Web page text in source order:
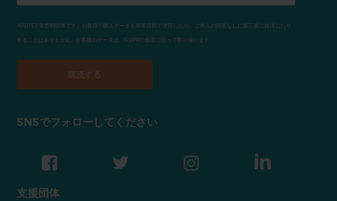
ASSITEJ 非営利団体です。お客様の個人データを商業目的で使用したり、ご本人の同意なしに第三者に提供したり
することはありません。お客様のデータは、GDPRの規定に従って取り扱います。
SNSでフォローしてください
支援団体